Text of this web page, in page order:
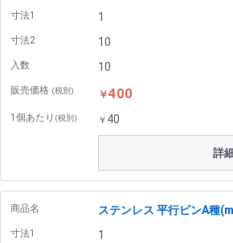
寸法1 1
寸法2 10
入数 10
販売価格 (税別) ￥400
1個あたり (税別) ￥ 40
詳
商品名 ステンレス 平行ピンA種
寸法1 1